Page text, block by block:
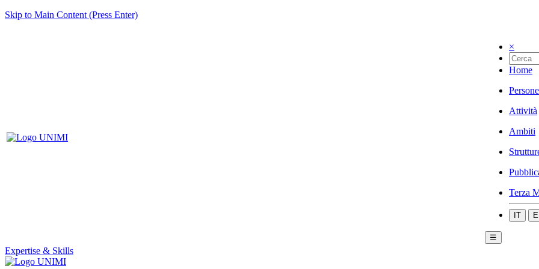
Skip to Main Content (Press Enter)
×
Home
Persone
Attività
Ambiti
Terza
IT
☰
Expertise & Skills